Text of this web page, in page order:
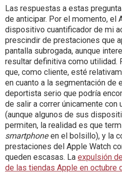
Las respuestas a estas
de anticipar. Por el momento, el
dispositivo cuantificador de mi
prescindir de prestaciones que
pantalla subrogada, aunque
resultar definitiva como utilidad.
que, como cliente, esté
en cuanto a la segmentación de
deportista serio que podría
de salir a correr únicamente con
(aunque algunos de sus
permiten, la realidad es que
smartphoneen el bolsillo), y la
prestaciones del Apple Watch
queden escasas. La expulsión
de las tiendas Apple en octubre